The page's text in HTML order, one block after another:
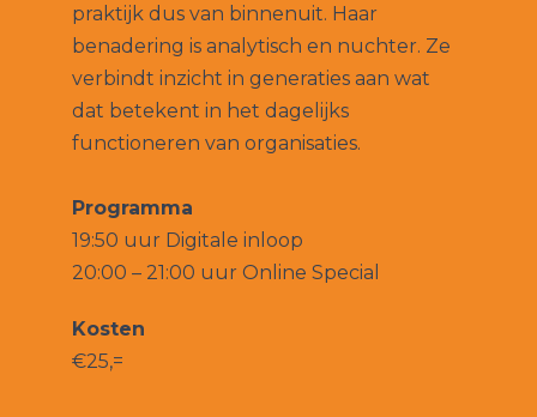
praktijk dus van binnenuit. Haar
benadering is analytisch en nuchter. Ze
verbindt inzicht in generaties aan wat
dat betekent in het dagelijks
functioneren van organisaties.
Programma
19:50 uur Digitale inloop
20:00 – 21:00 uur Online Special
Kosten
€25,=